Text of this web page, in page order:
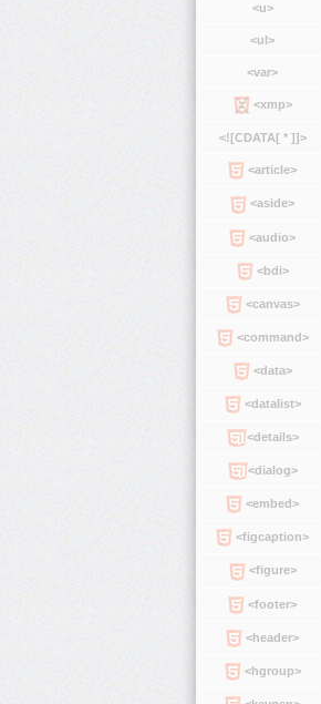
<u>
<ul>
<var>
<xmp>
<![CDATA[ * ]]>
<article>
<aside>
<audio>
<bdi>
<canvas>
<command>
<data>
<datalist>
<details>
<dialog>
<embed>
<figcaption>
<figure>
<footer>
<header>
<hgroup>